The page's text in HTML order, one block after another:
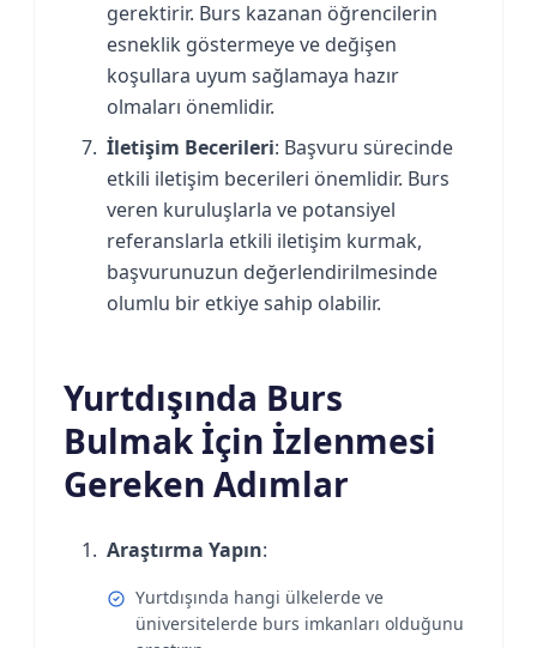
gerektirir. Burs kazanan öğrencilerin
esneklik göstermeye ve değişen
koşullara uyum sağlamaya hazır
olmaları önemlidir.
İletişim Becerileri: Başvuru sürecinde
etkili iletişim becerileri önemlidir. Burs
veren kuruluşlarla ve potansiyel
referanslarla etkili iletişim kurmak,
başvurunuzun değerlendirilmesinde
olumlu bir etkiye sahip olabilir.
Yurtdışında Burs
Bulmak İçin İzlenmesi
Gereken Adımlar
Araştırma Yapın:
Yurtdışında hangi ülkelerde ve
üniversitelerde burs imkanları olduğunu